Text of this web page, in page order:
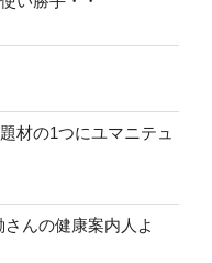
材の1つにユマニテュ
んの健康案内人よ